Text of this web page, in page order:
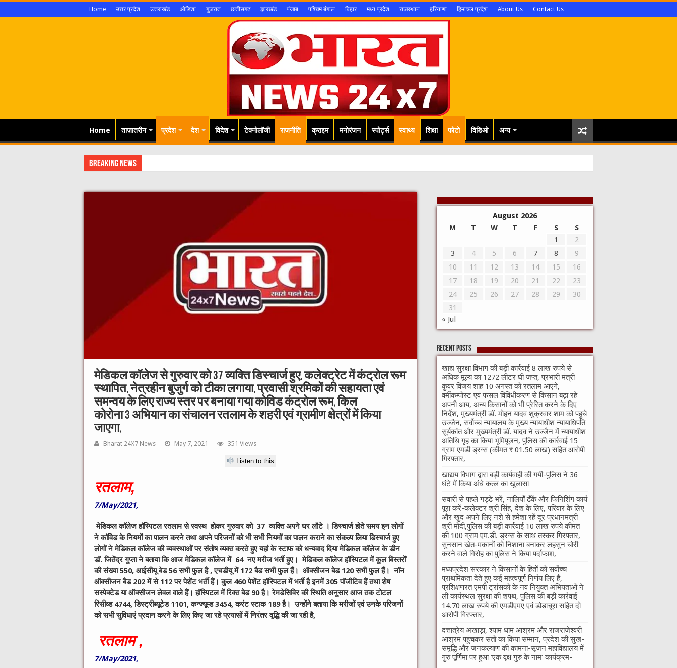
Home उत्तर प्रदेश उत्तराखंड ओडिशा गुजरात छत्तीसगढ़ झारखंड पंजाब पश्चिम बंगाल बिहार मध्य प्रदेश राजस्थान हरियाणा हिमाचल प्रदेश About Us Contact Us
Home ताज़ातरीन प्रदेश देश विदेश टेक्नोलॉजी राजनीति क्राइम मनोरंजन स्पोर्ट्स स्वाथ्य शिक्षा फोटो विडिओ अन्य
Breaking News
मेडिकल कॉलेज से गुरुवार को 37 व्यक्ति डिस्चार्ज हुए, कलेक्ट्रेट में कंट्रोल रूम
स्थापित, नेत्रहीन बुजुर्ग को टीका लगाया, प्रवासी श्रमिकों की सहायता एवं
समन्वय के लिए राज्य स्तर पर बनाया गया कोविड कंट्रोल रूम, किल
कोरोना 3 अभियान का संचालन रतलाम के शहरी एवं ग्रामीण क्षेत्रों में किया
जाएगा,
Bharat 24X7 News May 7, 2021 351 Views
Listen to this
रतलाम,
7/May/2021,
मेडिकल कॉलेज हॉस्पिटल रतलाम से स्वस्थ होकर गुरुवार को 37 व्यक्ति अपने घर लौटे । डिस्चार्ज होते समय इन लोगों
ने कॉविड के नियमों का पालन करने तथा अपने परिजनों को भी सभी नियमों का पालन कराने का संकल्प लिया डिस्चार्ज हुए
लोगों ने मेडिकल कॉलेज की व्यवस्थाओं पर संतोष व्यक्त करते हुए यहां के स्टाफ को धन्यवाद दिया मेडिकल कॉलेज के डीन
डॉ. जितेंद्र गुप्ता ने बताया कि आज मेडिकल कॉलेज में 64 नए मरीज भर्ती हुए। मेडिकल कॉलेज हॉस्पिटल में कुल बिस्तरों
की संख्या 550, आईसीयू बेड 56 सभी फुल है , एचडीयू में 172 बैड सभी फुल हैं। ऑक्सीजन बेड 120 सभी फुल हैं। नॉन
ऑक्सीजन बैड 202 में से 112 पर पेशेंट भर्ती हैं। कुल 460 पेशेंट हॉस्पिटल में भर्ती है इनमें 305 पॉजीटिव हैं तथा शेष
सस्पेक्टेड या ऑक्सीजन लेवल वाले हैं। हॉस्पिटल में रिक्त बेड 90 है। रेमडेसिविर की स्थिति अनुसार आज तक टोटल
रिसीव्ड 4744, डिस्ट्रीब्यूटेड 1101, कन्ज्यूम्ड 3454, करंट स्टाक 189 है। उन्होंने बताया कि मरीजों एवं उनके परिजनों
को सभी सुविधाएं प्रदान करने के लिए किए जा रहे प्रयासों में निरंतर वृद्धि की जा रही है,
रतलाम ,
7/May/2021,
August 2026
M
T W T F S
S
1
2
3
4 5 6 7 8
9
10
11 12 13 14 15
16
17
18 19 20 21 22
23
24
25 26 27 28 29
30
31
« Jul
Recent Posts
खाद्य सुरक्षा विभाग की बड़ी कार्रवाई 8 लाख रुपये से
अधिक मूल्य का 1272 लीटर घी जप्त, प्रभारी मंत्री
कुंवर विजय शाह 10 अगस्त को रतलाम आएंगे,
वर्मीकम्पोस्ट एवं फसल विविधीकरण से किसान बढ़ा रहे
अपनी आय, अन्य किसानों को भी प्रेरित करने के दिए
निर्देश, मुख्यमंत्री डॉ. मोहन यादव शुक्रवार शाम को पहुचे
उज्जैन, सर्वोच्च न्यायालय के मुख्‍य न्‍यायाधीश न्यायाधिपति
सूर्यकांत और मुख्यमंत्री डॉ. यादव ने उज्जैन में न्यायाधीश
अतिथि गृह का किया भूमिपूजन, पुलिस की कार्रवाई 15
ग्राम एमडी ड्रग्स (कीमत ₹ 01.50 लाख) सहित आरोपी
गिरफ्तार,
खाद्यय विभाग द्वारा बड़ी कार्यवाही की गयी-पुलिस ने 36
घंटे में किया अंधे कत्ल का खुलासा
सवारी से पहले गड्ढे भरें, नालियाँ ढँकें और फिनिशिंग कार्य
पूरा करें-कलेक्टर श्री सिंह, देश के लिए, परिवार के लिए
और खुद अपने लिए नशे से हमेशा रहें दूर प्रधानमंत्री
श्री मोदी,पुलिस की बड़ी कार्रवाई 10 लाख रुपये कीमत
की 100 ग्राम एम.डी. ड्रग्स के साथ तस्कर गिरफ्तार,
सुनसान खेत-मकानों को निशाना बनाकर लहसुन चोरी
करने वाले गिरोह का पुलिस ने किया पर्दाफाश,
मध्यप्रदेश सरकार ने किसानों के हितों को सर्वोच्च
प्राथमिकता देते हुए कई महत्वपूर्ण निर्णय लिए हैं,
प्रशिक्षणरत एमपी ट्रांसको के नव नियुक्त अभियंताओं ने
ली कार्यस्थल सुरक्षा की शपथ, पुलिस की बड़ी कार्रवाई
14.70 लाख रुपये की एमडीएमए एवं डोडाचूरा सहित दो
आरोपी गिरफ्तार,
दत्तात्रेय अखाड़ा, श्याम धाम आश्रम और राजराजेश्वरी
आश्रम पहुंचकर संतों का किया सम्मान, प्रदेश की सुख-
समृद्धि और जनकल्याण की कामना-सृजन महाविद्यालय में
गुरु पूर्णिमा पर हुआ ‘एक वृक्ष गुरु के नाम’ कार्यक्रम-